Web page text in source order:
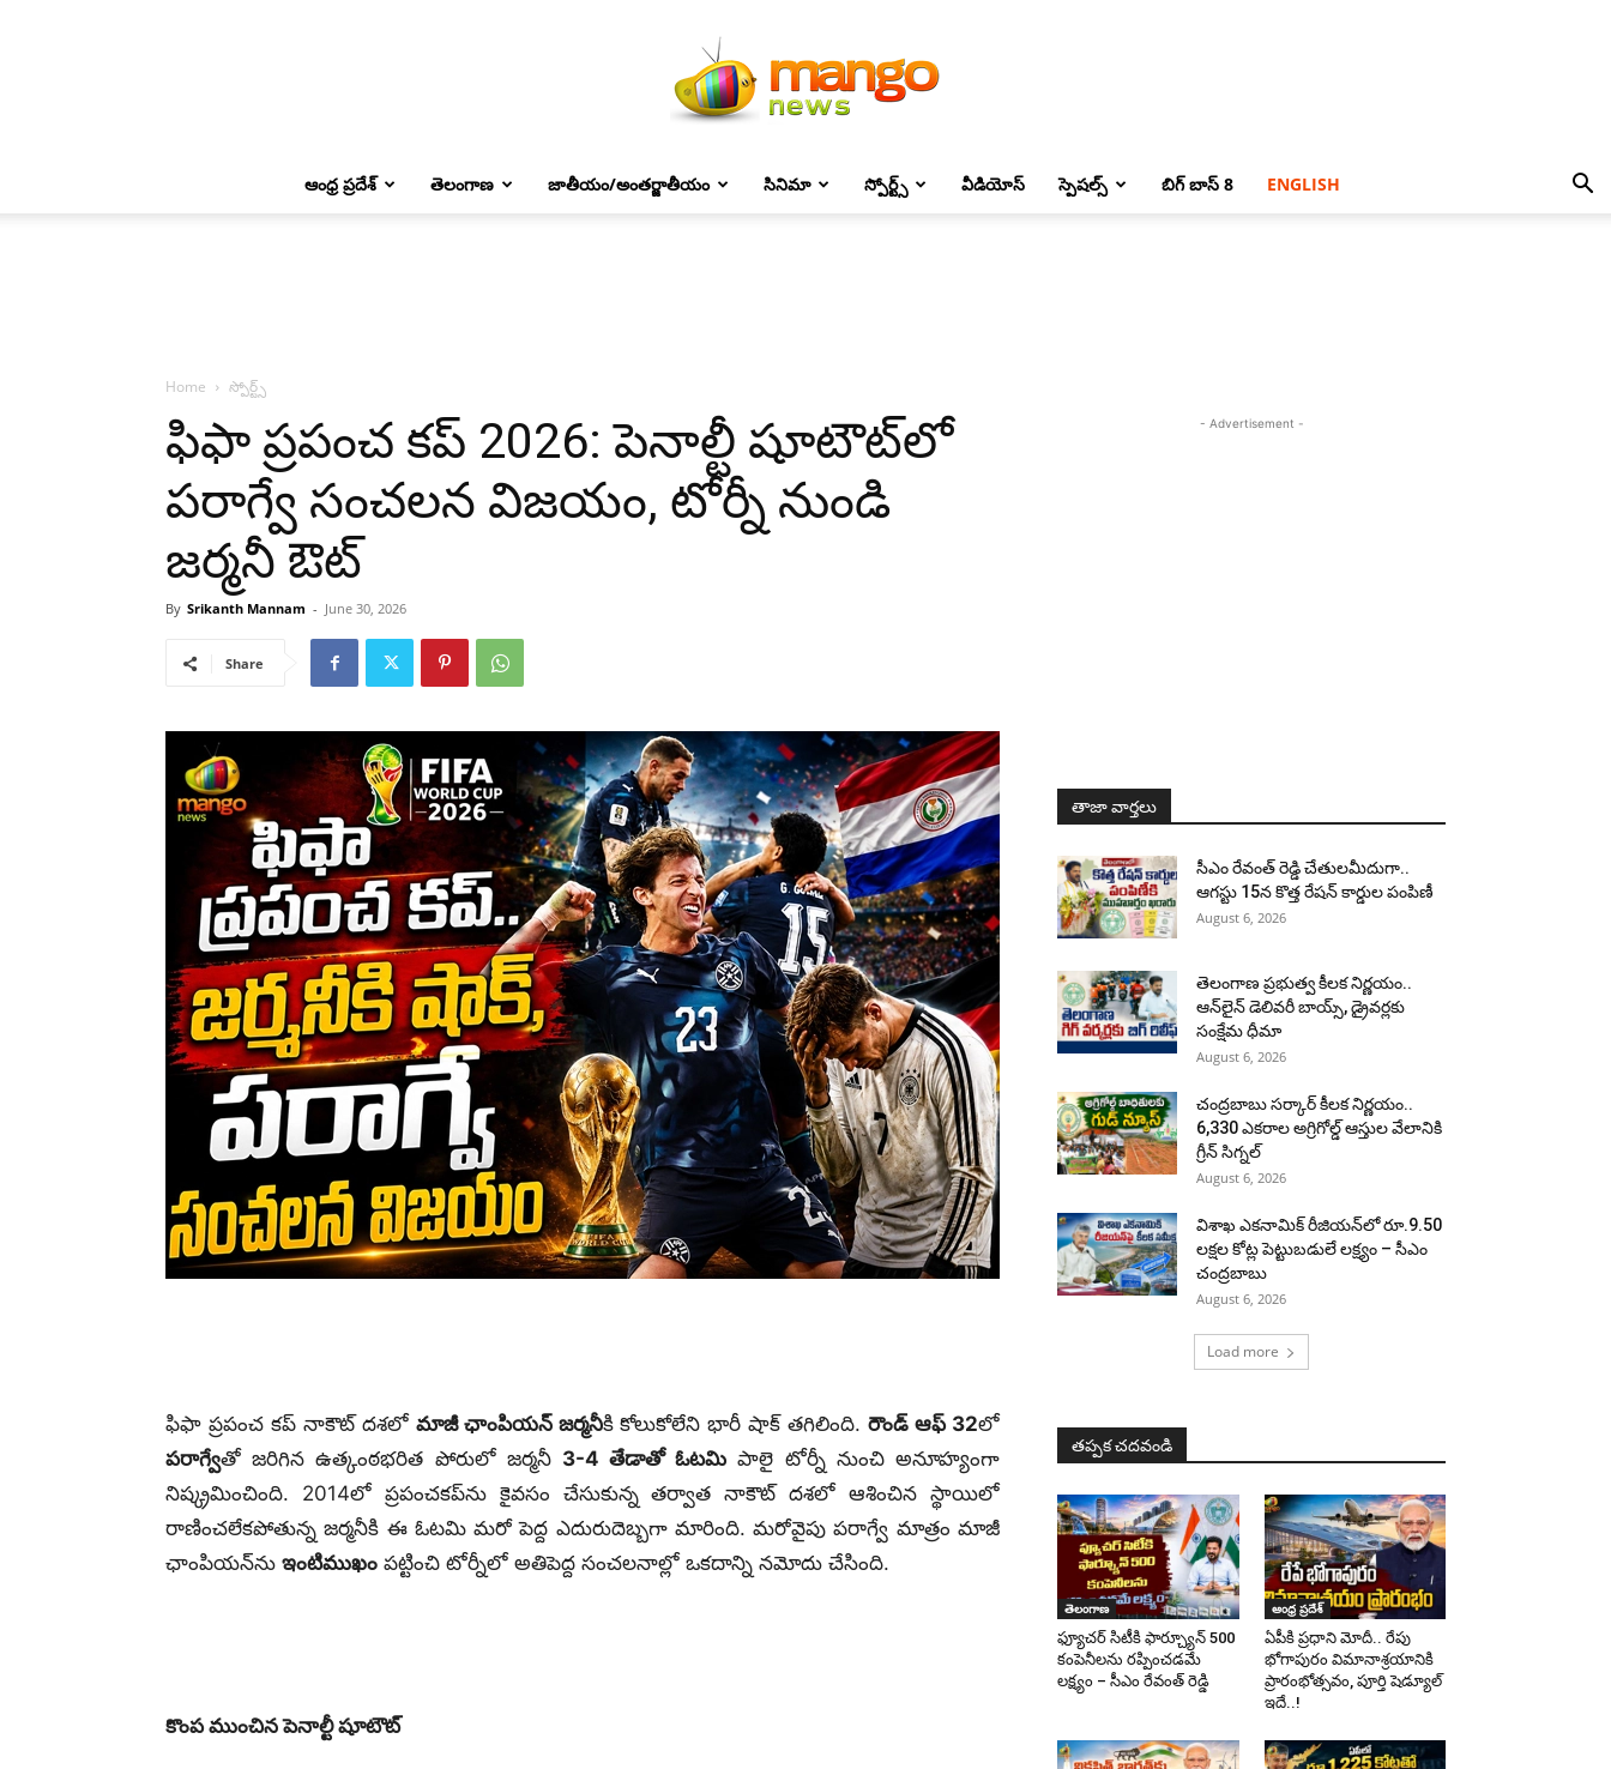
ఆంధ్ర ప్రదేశ్ తెలంగాణ జాతీయం/అంతర్జాతీయం సినిమా స్పోర్ట్స్ వీడియోస్ స్పెషల్స్ బిగ్ బాస్ 8 ENGLISH
Home స్పోర్ట్స్
ఫిఫా ప్రపంచ కప్ 2026: పెనాల్టీ షూటౌట్‌లో
పరాగ్వే సంచలన విజయం, టోర్నీ నుండి
జర్మనీ ఔట్
By Srikanth Mannam - June 30, 2026
Share
ఫిఫా ప్రపంచ కప్ నాకౌట్ దశలో మాజీ ఛాంపియన్ జర్మనీకి కోలుకోలేని భారీ షాక్ తగిలింది.రౌండ్ ఆఫ్ 32లో
పరాగ్వేతో జరిగిన ఉత్కంఠభరిత పోరులో జర్మనీ 3-4 తేడాతో ఓటమి పాలై టోర్నీ నుంచి అనూహ్యంగా
నిష్క్రమించింది. 2014లో ప్రపంచకప్‌ను కైవసం చేసుకున్న తర్వాత నాకౌట్ దశలో ఆశించిన స్థాయిలో
రాణించలేకపోతున్న జర్మనీకి ఈ ఓటమి మరో పెద్ద ఎదురుదెబ్బగా మారింది. మరోవైపు పరాగ్వే మాత్రం మాజీ
ఛాంపియన్‌ను ఇంటిముఖం పట్టించి టోర్నీలో అతిపెద్ద సంచలనాల్లో ఒకదాన్ని నమోదు చేసింది.
కొంప ముంచిన పెనాల్టీ షూటౌట్‌
- Advertisement -
తాజా వార్తలు
సీఎం రేవంత్ రెడ్డి చేతులమీదుగా..
ఆగస్టు 15న కొత్త రేషన్ కార్డుల పంపిణీ
August 6, 2026
తెలంగాణ ప్రభుత్వ కీలక నిర్ణయం..
ఆన్‌లైన్ డెలివరీ బాయ్స్, డ్రైవర్లకు
సంక్షేమ ధీమా
August 6, 2026
చంద్రబాబు సర్కార్ కీలక నిర్ణయం..
6,330 ఎకరాల అగ్రిగోల్డ్ ఆస్తుల వేలానికి
గ్రీన్ సిగ్నల్
August 6, 2026
విశాఖ ఎకనామిక్ రీజియన్‌లో రూ.9.50
లక్షల కోట్ల పెట్టుబడులే లక్ష్యం – సీఎం
చంద్రబాబు
August 6, 2026
Load more
తప్పక చదవండి
తెలంగాణ
ఫ్యూచర్ సిటీకి ఫార్చ్యూన్ 500
కంపెనీలను రప్పించడమే
లక్ష్యం – సీఎం రేవంత్ రెడ్డి
ఆంధ్ర ప్రదేశ్
ఏపీకి ప్రధాని మోదీ.. రేపు
భోగాపురం విమానాశ్రయానికి
ప్రారంభోత్సవం, పూర్తి షెడ్యూల్
ఇదే..!